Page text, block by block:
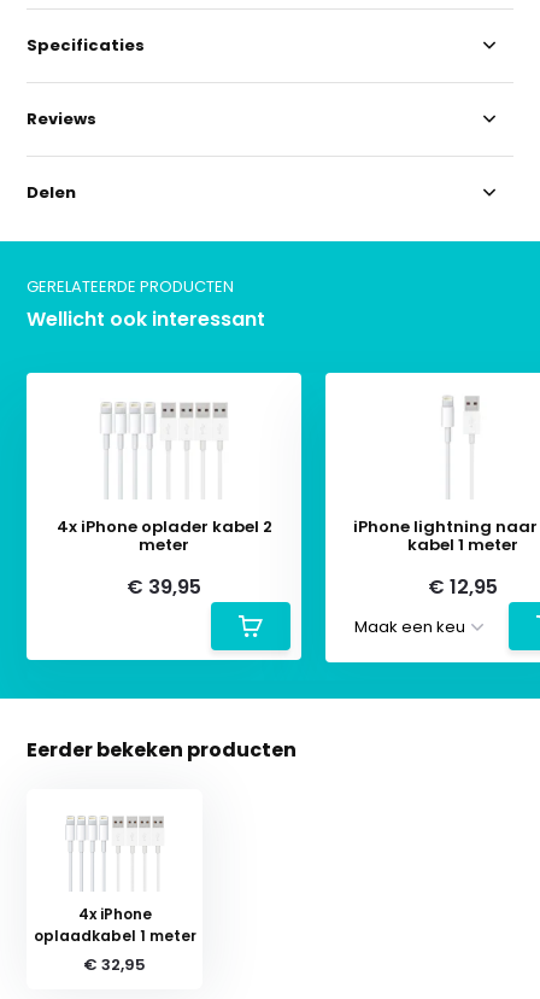
Specificaties
Reviews
Delen
GERELATEERDE PRODUCTEN
Wellicht ook interessant
4x iPhone oplader kabel 2
meter
€ 39,95
iPhone lightning naar
kabel 1 meter
€ 12,95
Eerder bekeken producten
4x iPhone
oplaadkabel 1 meter
€ 32,95